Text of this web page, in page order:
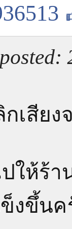
เสียง
ให้ร้
งขึ้นค